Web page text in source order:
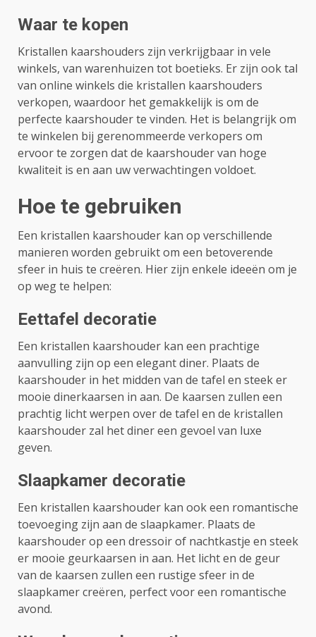
Waar te kopen
Kristallen kaarshouders zijn verkrijgbaar in vele
winkels, van warenhuizen tot boetieks. Er zijn ook tal
van online winkels die kristallen kaarshouders
verkopen, waardoor het gemakkelijk is om de
perfecte kaarshouder te vinden. Het is belangrijk om
te winkelen bij gerenommeerde verkopers om
ervoor te zorgen dat de kaarshouder van hoge
kwaliteit is en aan uw verwachtingen voldoet.
Hoe te gebruiken
Een kristallen kaarshouder kan op verschillende
manieren worden gebruikt om een ​​betoverende
sfeer in huis te creëren. Hier zijn enkele ideeën om je
op weg te helpen:
Eettafel decoratie
Een kristallen kaarshouder kan een prachtige
aanvulling zijn op een elegant diner. Plaats de
kaarshouder in het midden van de tafel en steek er
mooie dinerkaarsen in aan. De kaarsen zullen een
prachtig licht werpen over de tafel en de kristallen
kaarshouder zal het diner een gevoel van luxe
geven.
Slaapkamer decoratie
Een kristallen kaarshouder kan ook een romantische
toevoeging zijn aan de slaapkamer. Plaats de
kaarshouder op een dressoir of nachtkastje en steek
er mooie geurkaarsen in aan. Het licht en de geur
van de kaarsen zullen een rustige sfeer in de
slaapkamer creëren, perfect voor een romantische
avond.